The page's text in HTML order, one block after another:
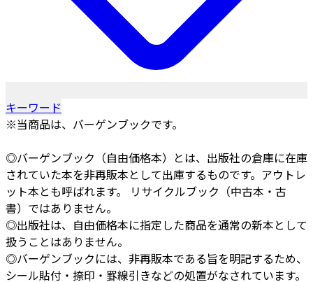
キーワード
※当商品は、バーゲンブックです。
◎バーゲンブック（自由価格本）とは、出版社の倉庫に在庫
されていた本を非再販本として出庫するものです。アウトレ
ット本とも呼ばれます。 リサイクルブック（中古本・古
書）ではありません。
◎出版社は、自由価格本に指定した商品を通常の新本として
扱うことはありません。
◎バーゲンブックには、非再販本である旨を明記するため、
シール貼付・捺印・罫線引きなどの処置がなされています。